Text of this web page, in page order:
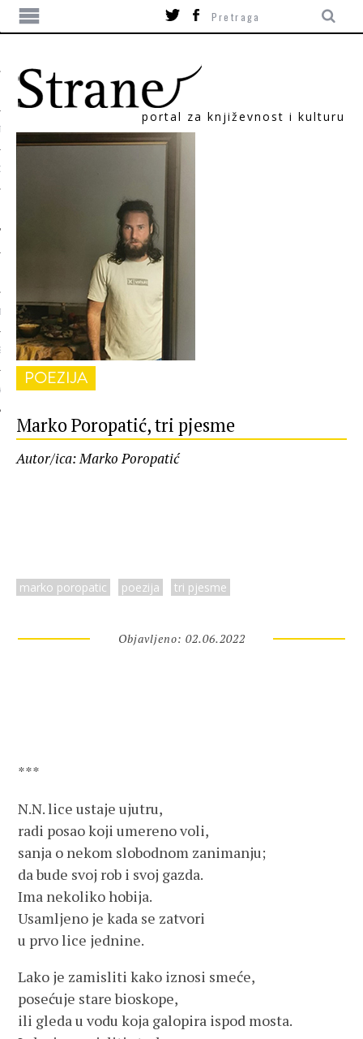
portal za književnost i kulturu
POEZIJA
Marko Poropatić, tri pjesme
Autor/ica: Marko Poropatić
marko poropatic poezija tri pjesme
Objavljeno: 02.06.2022
***
N.N. lice ustaje ujutru,
radi posao koji umereno voli,
sanja o nekom slobodnom zanimanju;
da bude svoj rob i svoj gazda.
Ima nekoliko hobija.
Usamljeno je kada se zatvori
u prvo lice jednine.
Lako je zamisliti kako iznosi smeće,
posećuje stare bioskope,
ili gleda u vodu koja galopira ispod mosta.